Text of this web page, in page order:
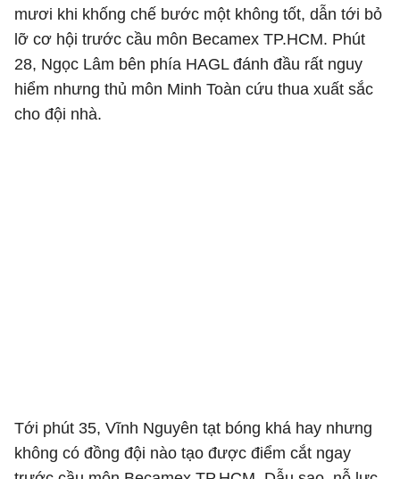
mươi khi khống chế bước một không tốt, dẫn tới bỏ
lỡ cơ hội trước cầu môn Becamex TP.HCM. Phút
28, Ngọc Lâm bên phía HAGL đánh đầu rất nguy
hiểm nhưng thủ môn Minh Toàn cứu thua xuất sắc
cho đội nhà.
Tới phút 35, Vĩnh Nguyên tạt bóng khá hay nhưng
không có đồng đội nào tạo được điểm cắt ngay